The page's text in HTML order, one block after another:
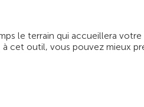
le terrain qui accueillera
à cet outil, vous pouvez mieux